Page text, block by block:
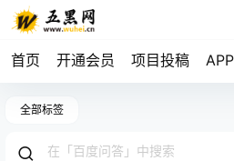
首页 开通会员 项目投稿
全部标签